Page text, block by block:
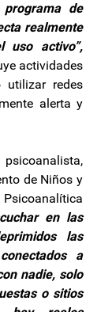
de
realmente
uso activo”,
actividades
utilizar redes
alerta y
de Niños y
en las
las
a
nadie, solo
o sitios